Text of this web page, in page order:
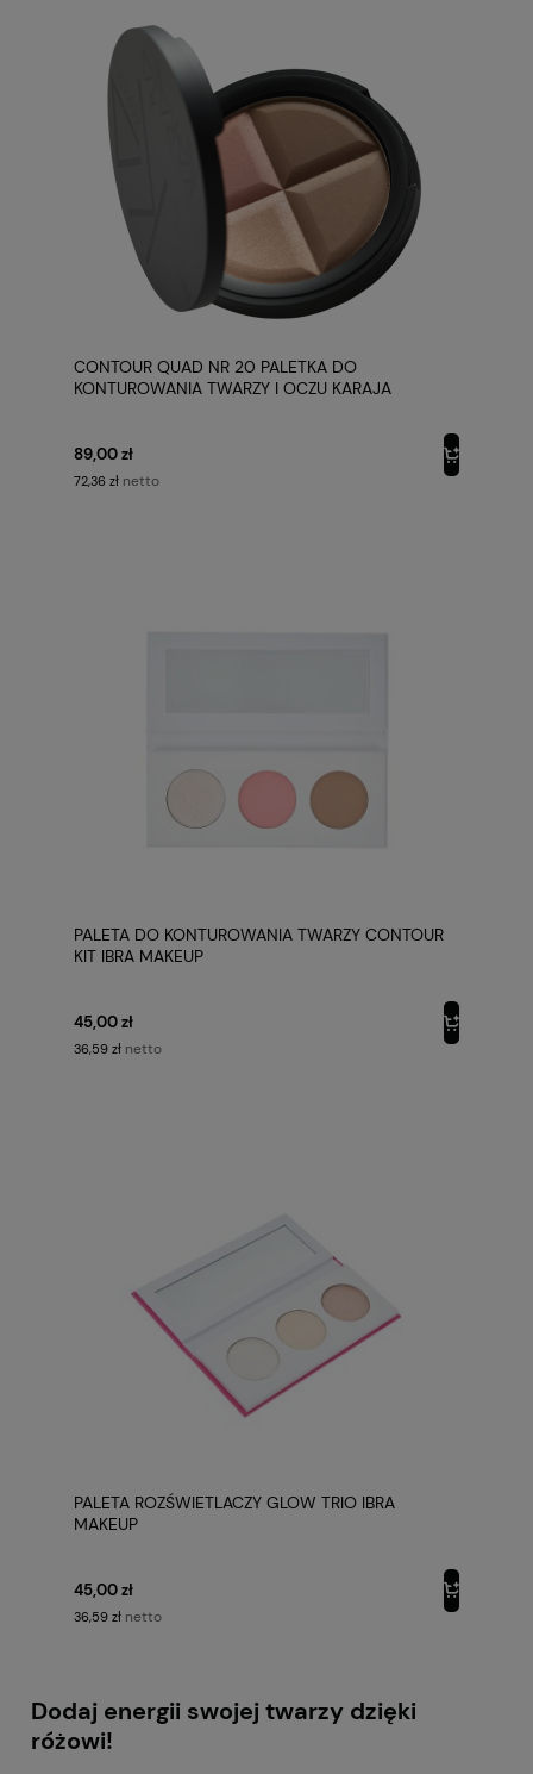
CONTOUR QUAD NR 20 PALETKA DO
KONTUROWANIA TWARZY I OCZU KARAJA
89,00 zł
72,36 zł netto
PALETA DO KONTUROWANIA TWARZY CONTOUR
KIT IBRA MAKEUP
45,00 zł
36,59 zł netto
PALETA ROZŚWIETLACZY GLOW TRIO IBRA
MAKEUP
45,00 zł
36,59 zł netto
Dodaj energii swojej twarzy dzięki
różowi!